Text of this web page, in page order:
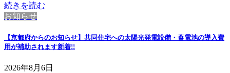
続きを読む
お知らせ
【京都府からのお知らせ】共同住宅への太陽光発電設備・蓄電池の導入費
用が補助されます新着!!
2026年8月6日